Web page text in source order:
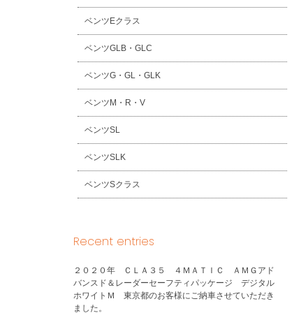
ベンツEクラス
ベンツGLB・GLC
ベンツG・GL・GLK
ベンツM・R・V
ベンツSL
ベンツSLK
ベンツSクラス
Recent entries
２０２０年 ＣＬＡ３５ ４ＭＡＴＩＣ ＡＭＧアド
バンスド＆レーダーセーフティパッケージ デジタル
ホワイトＭ 東京都のお客様にご納車させていただき
ました。